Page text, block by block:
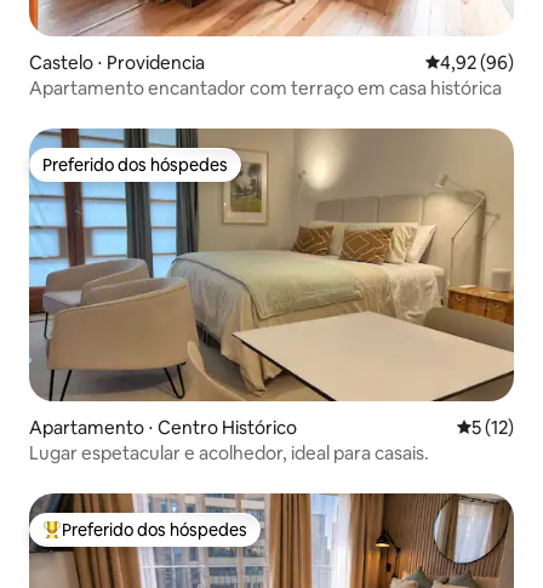
Castelo ⋅ Providencia 4,92 de uma
4,92 (96)
Apartamento encantador com terraço em casa histórica
Preferido dos hóspedes
Preferido dos hóspedes
Apartamento ⋅ Centro Histórico 5 de uma
5 (12)
Lugar espetacular e acolhedor, ideal para casais.
Entre os melhores preferidos dos hóspedes
Preferido dos hóspedes